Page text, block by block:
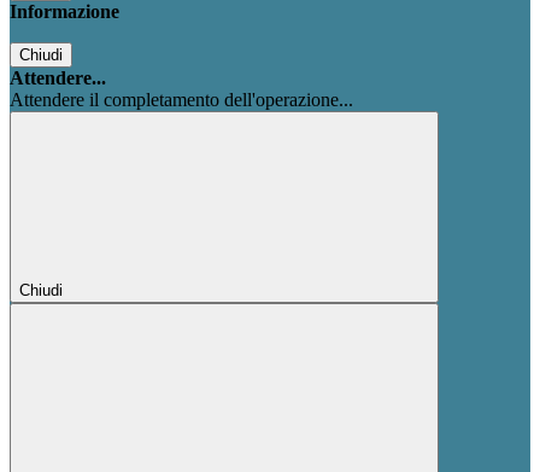
Informazione
Chiudi
Attendere...
Attendere il completamento dell'operazione...
Chiudi